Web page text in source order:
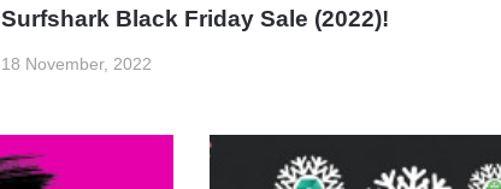
Surfshark Black Friday Sale (2022)!
18 November, 2022